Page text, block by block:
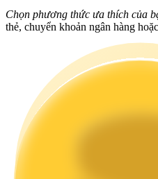
Staking
Lợi nhuận cao và truy cập
Chọn phương thức ưa thích của
thẻ, chuyển khoản ngân hàng